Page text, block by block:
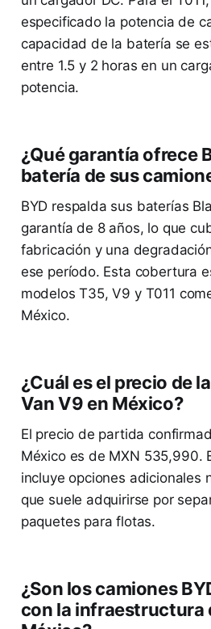
especificado la potencia de
capacidad de la batería se
entre 1.5 y 2 horas en un
potencia.
¿Qué garantía ofrece
batería de sus
BYD respalda sus baterías
garantía de 8 años, lo que
fabricación y una
ese período. Esta cobertura
modelos T35, V9 y T011
México.
¿Cuál es el precio de
Van V9 en México?
El precio de partida
México es de MXN 535,990.
incluye opciones adicionales
que suele adquirirse por
paquetes para flotas.
¿Son los camiones
con la infraestructura